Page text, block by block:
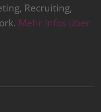
Recruiting,
Mehr Infos über